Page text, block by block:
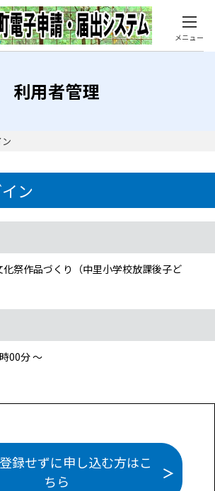
メニュー
利用者管理
ン
祭作品づくり（中里小学校放課後子ど
00分 ～
録せずに申し込む方はこ
ちら